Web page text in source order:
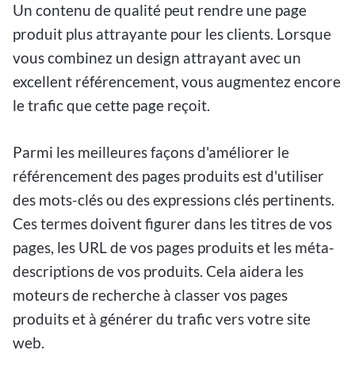
Un contenu de qualité peut rendre une page
produit plus attrayante pour les clients. Lorsque
vous combinez un design attrayant avec un
excellent référencement, vous augmentez encore
le trafic que cette page reçoit.
Parmi les meilleures façons d'améliorer le
référencement des pages produits est d'utiliser
des mots-clés ou des expressions clés pertinents.
Ces termes doivent figurer dans les titres de vos
pages, les URL de vos pages produits et les méta-
descriptions de vos produits. Cela aidera les
moteurs de recherche à classer vos pages
produits et à générer du trafic vers votre site
web.